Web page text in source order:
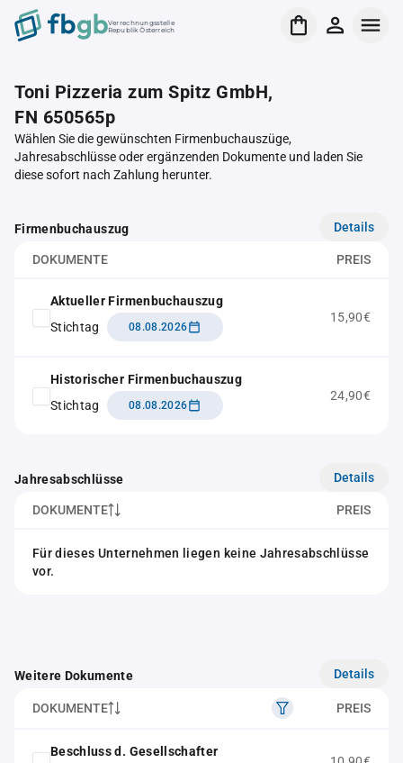
Verrechnungsstelle
Republik Österreich
Toni Pizzeria zum Spitz GmbH,
FN 650565p
Wählen Sie die gewünschten Firmenbuchauszüge,
Jahresabschlüsse oder ergänzenden Dokumente und laden Sie
diese sofort nach Zahlung herunter.
Firmenbuchauszug Details
DOKUMENTE PREIS
Aktueller Firmenbuchauszug
Stichtag
08.08.2026
15,90€
Historischer Firmenbuchauszug
Stichtag
08.08.2026
24,90€
Jahresabschlüsse Details
DOKUMENTE PREIS
Für dieses Unternehmen liegen keine Jahresabschlüsse
vor.
Weitere Dokumente Details
DOKUMENTE PREIS
Beschluss d. Gesellschafter